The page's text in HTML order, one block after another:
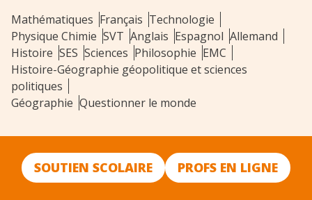
Mathématiques Français Technologie
Physique Chimie SVT Anglais Espagnol Allemand
Histoire SES Sciences Philosophie EMC
Histoire-Géographie géopolitique et sciences
politiques
Géographie Questionner le monde
SOUTIEN SCOLAIRE PROFS EN LIGNE